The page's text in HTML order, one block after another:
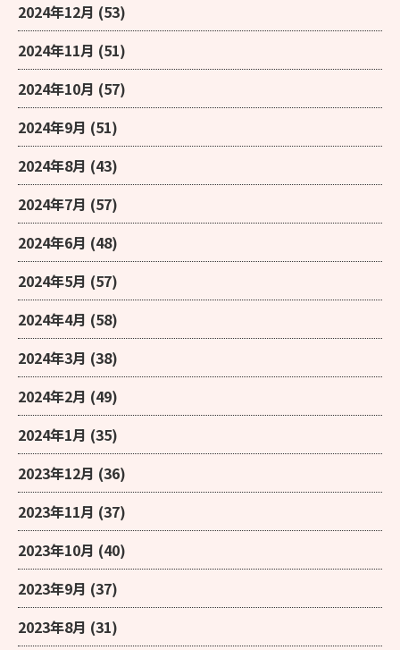
2024年12月 (53)
2024年11月 (51)
2024年10月 (57)
2024年9月 (51)
2024年8月 (43)
2024年7月 (57)
2024年6月 (48)
2024年5月 (57)
2024年4月 (58)
2024年3月 (38)
2024年2月 (49)
2024年1月 (35)
2023年12月 (36)
2023年11月 (37)
2023年10月 (40)
2023年9月 (37)
2023年8月 (31)